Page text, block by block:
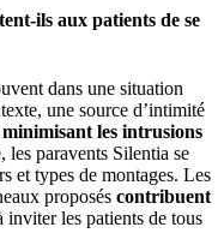
ils aux patients de se
dans une situation
une source d’intimité
les intrusions
paravents Silentia se
et types de montages. Les
proposés contribuent
inviter les patients de tous